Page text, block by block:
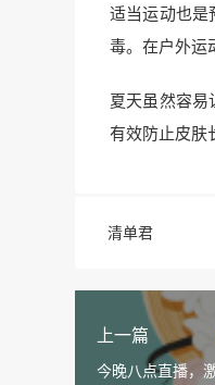
适当运动也是
毒。在户外运
夏天虽然容易
有效防止皮肤
清单君
上一篇
今晚八点直播，